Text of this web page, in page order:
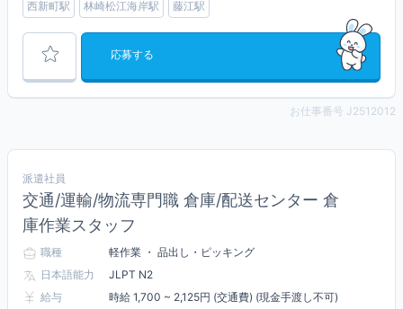
西新町駅
林崎松江海岸駅 藤江駅
応募する
お仕事番号 J2512012
派遣社員
交通/運輸/物流専門職 倉庫/配送センター 倉
庫作業スタッフ
職種
軽作業 ・ 品出し・ピッキング
日本語能力
JLPT N2
給与
時給 1,700 ~ 2,125円 (交通費) (現金手渡し不可)